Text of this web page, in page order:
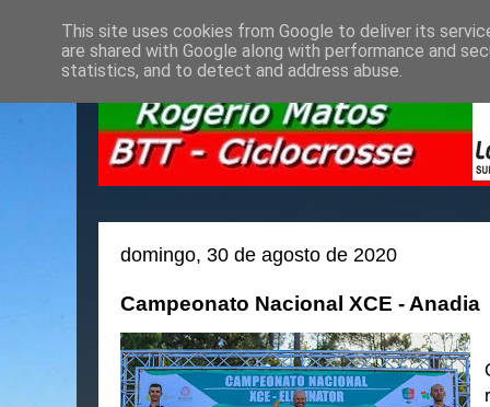
domingo, 30 de agosto de 2020
Campeonato Nacional XCE - Anadia
This site uses cookies from Google to deliver its
are shared with Google along with performance and
statistics, and to detect and address abuse.